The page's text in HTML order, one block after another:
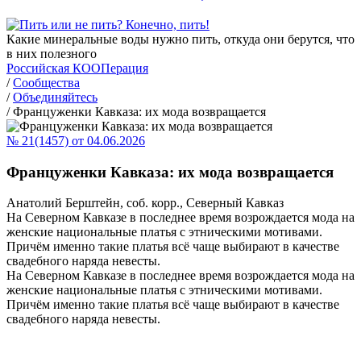
Какие минеральные воды нужно пить, откуда они берутся, что
в них полезного
Российская КООПерация
/ Сообщества
/ Объединяйтесь
/ Француженки Кавказа: их мода возвращается
№ 21(1457) от 04.06.2026
Француженки Кавказа: их мода возвращается
Анатолий Берштейн, соб. корр., Северный Кавказ
На Северном Кавказе в последнее время возрождается мода на
женские национальные платья с этническими мотивами.
Причём именно такие платья всё чаще выбирают в качестве
свадебного наряда невесты.
На Северном Кавказе в последнее время возрождается мода на
женские национальные платья с этническими мотивами.
Причём именно такие платья всё чаще выбирают в качестве
свадебного наряда невесты.